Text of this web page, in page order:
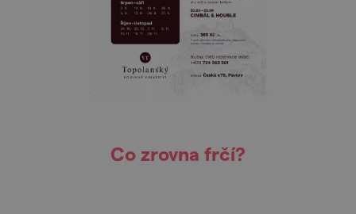
Co zrovna frčí?